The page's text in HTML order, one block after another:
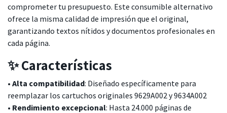
comprometer tu presupuesto. Este consumible alternativo
ofrece la misma calidad de impresión que el original,
garantizando textos nítidos y documentos profesionales en
cada página.
✨ Características
• Alta compatibilidad: Diseñado específicamente para
reemplazar los cartuchos originales 9629A002 y 9634A002
• Rendimiento excepcional: Hasta 24.000 páginas de